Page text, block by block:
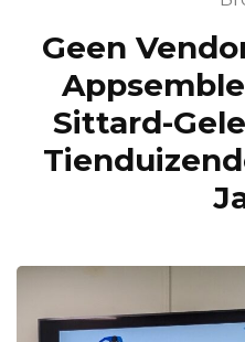
Geen
Sittard-